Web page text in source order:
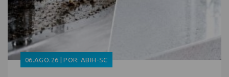
06.AGO.26 | POR: ABIH-SC